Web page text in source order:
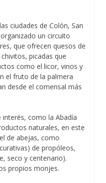
ciudades de Colón, San
un circuito
que ofrecen quesos de
picadas que
como el licor, vinos y
el fruto de la palmera
desde el comensal más
como la Abadía
naturales, en este
de abejas, como
de propóleos,
seco y centenario).
propios monjes.